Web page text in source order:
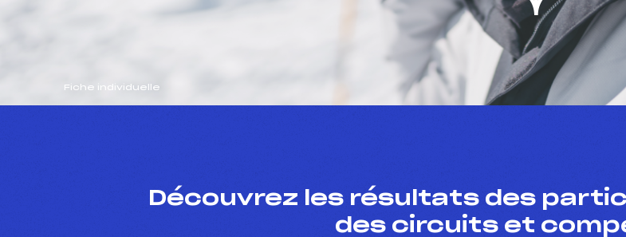
Fiche individuelle
Découvrez les résultats des
des circuits et